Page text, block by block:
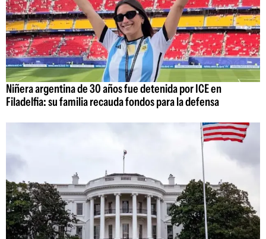
Niñera argentina de 30 años fue detenida por ICE en
Filadelfia: su familia recauda fondos para la defensa